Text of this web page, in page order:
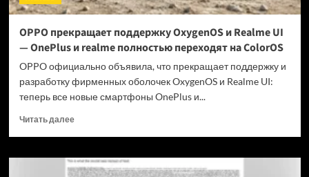
OPPO прекращает поддержку OxygenOS и Realme UI
— OnePlus и realme полностью переходят на ColorOS
OPPO официально объявила, что прекращает поддержку и
разработку фирменных оболочек OxygenOS и Realme UI:
теперь все новые смартфоны OnePlus и...
Читать далееПрочитать
OPPO
прекращает